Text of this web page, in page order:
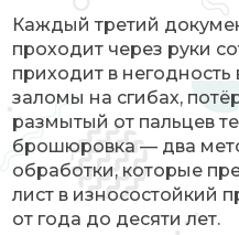
Каждый третий
проходит через руки
приходит в негодность
заломы на сгибах,
размытый от пальцев
брошюровка — два
обработки, которые
лист в износостойкий
от года до десяти лет.